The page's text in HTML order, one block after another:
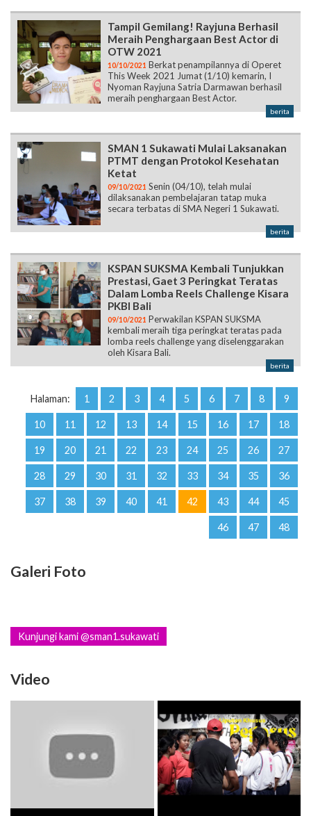
Tampil Gemilang! Rayjuna Berhasil
Meraih Penghargaan Best Actor di
OTW 2021
10/10/2021 Berkat penampilannya di Operet
This Week 2021 Jumat (1/10) kemarin, I
Nyoman Rayjuna Satria Darmawan berhasil
meraih penghargaan Best Actor.
berita
SMAN 1 Sukawati Mulai Laksanakan
PTMT dengan Protokol Kesehatan
Ketat
09/10/2021 Senin (04/10), telah mulai
dilaksanakan pembelajaran tatap muka
secara terbatas di SMA Negeri 1 Sukawati.
berita
KSPAN SUKSMA Kembali Tunjukkan
Prestasi, Gaet 3 Peringkat Teratas
Dalam Lomba Reels Challenge Kisara
PKBI Bali
09/10/2021 Perwakilan KSPAN SUKSMA
kembali meraih tiga peringkat teratas pada
lomba reels challenge yang diselenggarakan
oleh Kisara Bali.
berita
Halaman: 1 2 3 4 5 6 7 8 9
10 11 12 13 14 15 16 17 18
19 20 21 22 23 24 25 26 27
28 29 30 31 32 33 34 35 36
37 38 39 40 41 42 43 44 45
46 47 48
Galeri Foto
Kunjungi kami @sman1.sukawati
Video